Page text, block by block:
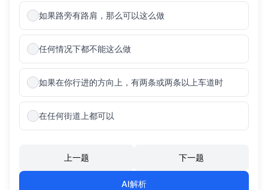
如果路旁有路肩，那么可以这么做
任何情况下都不能这么做
如果在你行进的方向上，有两条或两条以上车道时
在任何街道上都可以
上一题 下一题
AI解析